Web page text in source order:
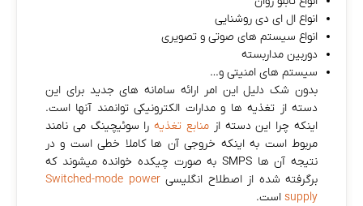
انواع ال ای دی روشنایی
انواع سیستم های صوتی و تصویری
دوربین مداربسته
سیستم‌ های امنیتی و…
بدون شک دلیل این امر ارائه سامانه‌ های جدید برای این
دسته از تغذیه‌ ها و مدارات الکترونیکی توانمند آنها است.
اینکه چرا این دسته از منابع تغذیهرا سوئیچینگ می نامند
مربوط است به اینکه خروجی آن ها کاملا خطی است و در
نتیجه آن ها SMPS به صورت چیکده خوانده میشوند که
برگرفته شده از اصطلاح انگلیسی Switched-mode power
supply است.